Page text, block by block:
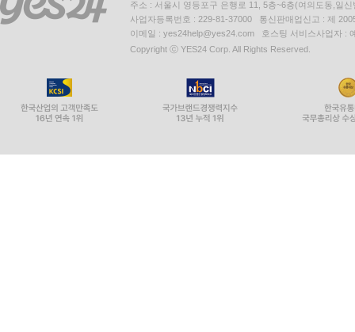
주소 : 서울시 영등포구 은행로 11, 5층~6층(여의도동,일신
사업자등록번호 : 229-81-37000 통신판매업신고 : 제
이메일 : yes24help@yes24.com 호스팅 서비스사업자 :
Copyright ⓒ YES24 Corp. All Rights Reserved.